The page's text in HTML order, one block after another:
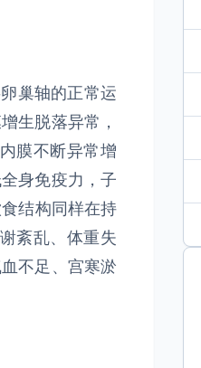
巢轴的正常运
生脱落异常，
膜不断异常增
身免疫力，子
结构同样在持
紊乱、体重失
不足、宫寒淤